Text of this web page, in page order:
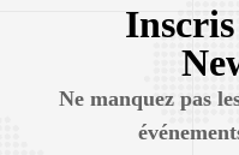
Ne manquez pas